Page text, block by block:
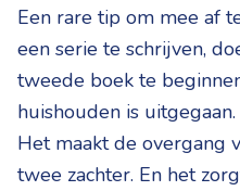
Een rare tip om mee af
een serie te schrijven,
tweede boek te
huishouden is
Het maakt de overgang
twee zachter. En het